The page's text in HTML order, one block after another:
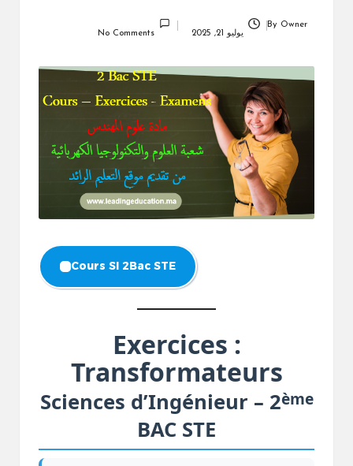
By Owner
يوليو 21, 2025
No Comments
Cours SI 2Bac STE
Exercices :
Transformateurs
Sciences d’Ingénieur – 2ème
BAC STE